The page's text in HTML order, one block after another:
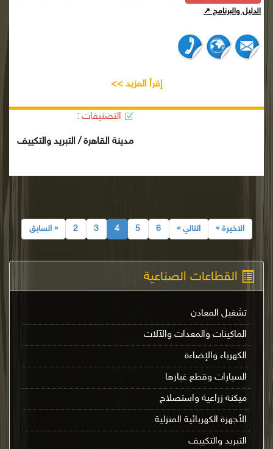
القطاعات الصناعية
تشغيل المعادن
الماكينات والمعدات والآلات
الكهرباء والإضاءة
السيارات وقطع غيارها
ميكنة زراعية واستصلاح
الأجهزة الكهربائية المنزلية
التبريد والتكييف
الدليل والبرنامج ↗
إقرأ المزيد >>
التصنيفات :
مدينة القاهرة / التبريد والتكييف
« السابق 2 3 4 5 6 التالي » الاخيرة »